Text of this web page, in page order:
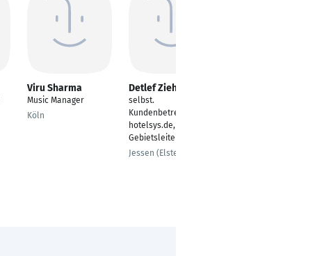
Viru Sharma
Music Manager
Köln
Detlef Ziehe
selbst.
Kundenbetreuer
hotelsys.de,
Gebietsleiter,
Jessen (Elster)